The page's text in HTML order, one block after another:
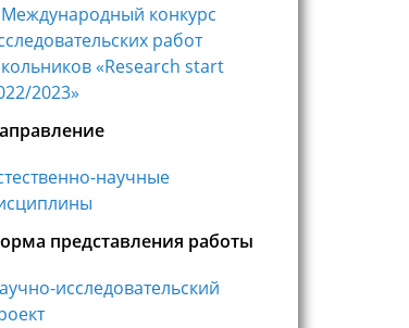
конкурс
работ
«Research start
2023»
научные
представления работы
исследовательский